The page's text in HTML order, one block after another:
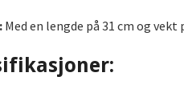
Med en lengde på 31 cm og